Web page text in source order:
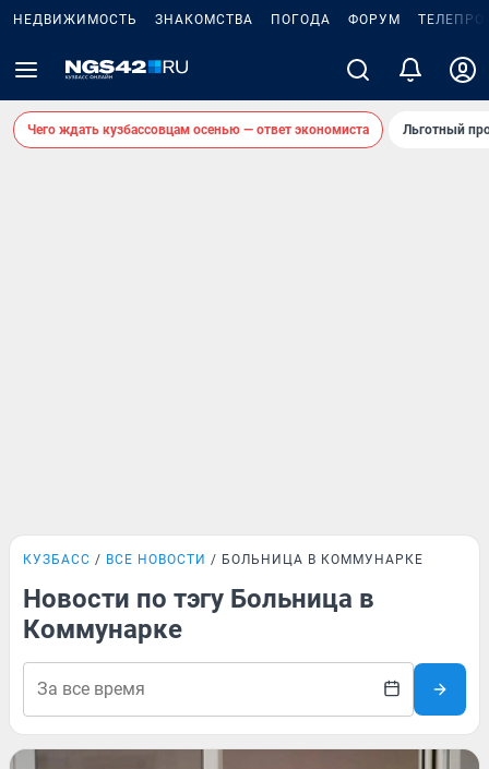
НЕДВИЖИМОСТЬ ЗНАКОМСТВА ПОГОДА ФОРУМ
Чего ждать кузбассовцам осенью — ответ экономиста Льготный
КУЗБАСС ВСЕ НОВОСТИ БОЛЬНИЦА В КОММУНАРКЕ
Новости по тэгу Больница в
Коммунарке